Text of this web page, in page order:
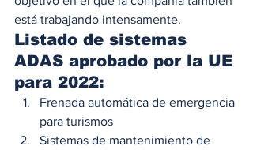
está trabajando intensamente.
Listado de sistemas
ADAS aprobado por la UE
para 2022:
Frenada automática de emergencia
para turismos
Sistemas de mantenimiento de